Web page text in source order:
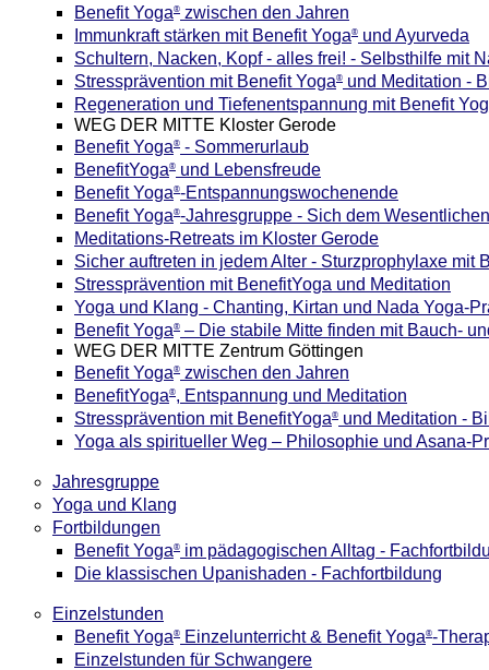
Benefit Yoga® zwischen den Jahren
Immunkraft stärken mit Benefit Yoga® und Ayurveda
Schultern, Nacken, Kopf - alles frei! - Selbsthilfe mit
Stressprävention mit Benefit Yoga® und Meditation -
Regeneration und Tiefenentspannung mit Benefit
WEG DER MITTE Kloster Gerode
Benefit Yoga® - Sommerurlaub
BenefitYoga® und Lebensfreude
Benefit Yoga®-Entspannungswochenende
Benefit Yoga®-Jahresgruppe - Sich dem
Meditations-Retreats im Kloster Gerode
Sicher auftreten in jedem Alter - Sturzprophylaxe mit
Stressprävention mit BenefitYoga und Meditation
Yoga und Klang - Chanting, Kirtan und Nada Yoga-
Benefit Yoga® – Die stabile Mitte finden mit Bauch-
WEG DER MITTE Zentrum Göttingen
Benefit Yoga® zwischen den Jahren
BenefitYoga®, Entspannung und Meditation
Stressprävention mit BenefitYoga® und Meditation -
Yoga als spiritueller Weg – Philosophie und Asana-
Jahresgruppe
Yoga und Klang
Fortbildungen
Benefit Yoga® im pädagogischen Alltag -
Die klassischen Upanishaden - Fachfortbildung
Einzelstunden
Benefit Yoga® Einzelunterricht & Benefit Yoga®-
Einzelstunden für Schwangere